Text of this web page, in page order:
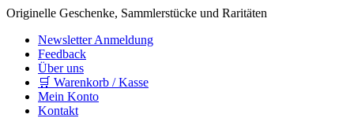
Originelle Geschenke, Sammlerstücke und Raritäten
Newsletter Anmeldung
Feedback
Über uns
🛒 Warenkorb / Kasse
Mein Konto
Kontakt